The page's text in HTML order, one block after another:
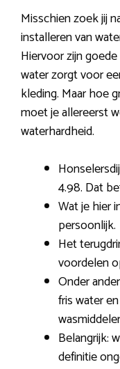
Misschien zoek jij
installeren van
Hiervoor zijn
water zorgt voor
kleding. Maar hoe
moet je allereerst
waterhardheid.
4.98. Dat
Wat je hier
persoonlijk.
Het
voordelen
Onder
fris water
Belangrijk:
definitie